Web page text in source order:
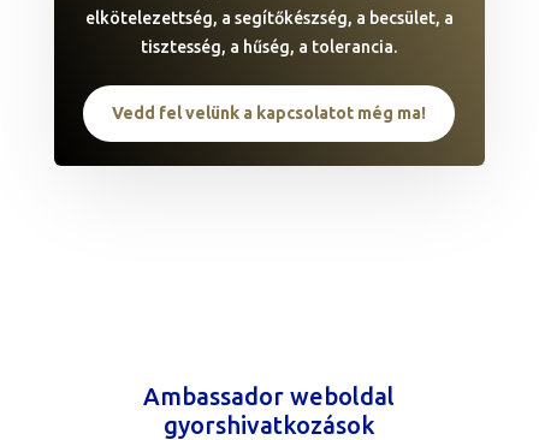
elkötelezettség, a segítőkészség, a becsület, a
tisztesség, a hűség, a tolerancia.
Vedd fel velünk a kapcsolatot még ma!
Ambassador weboldal
gyorshivatkozások